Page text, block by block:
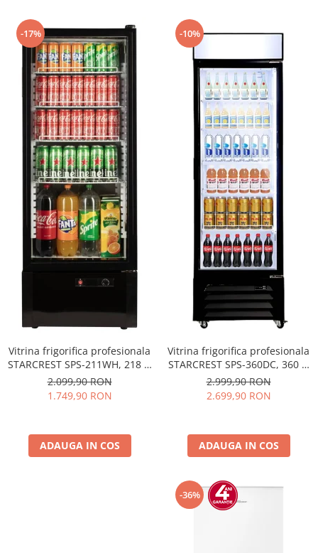
-17%
Vitrina frigorifica profesionala
STARCREST SPS-211WH, 218 L,
Termostat reglabil, Iluminare
LED, H 141 cm, Negru
2.099,90 RON
1.749,90 RON
ADAUGA IN COS
-10%
Vitrina frigorifica profesionala
STARCREST SPS-360DC, 360 L,
Caseta luminoasa, Display
Temperatura, Panou comanda
Digital, Iluminare LED, Roti, H
2.999,90 RON
2.699,90 RON
ADAUGA IN COS
-36%